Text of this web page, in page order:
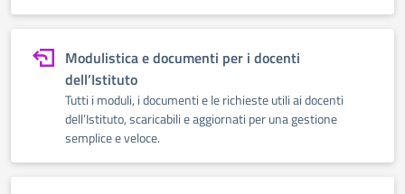
Modulistica e documenti per i docenti
dell’Istituto
Tutti i moduli, i documenti e le richieste utili ai docenti
dell’Istituto, scaricabili e aggiornati per una gestione
semplice e veloce.